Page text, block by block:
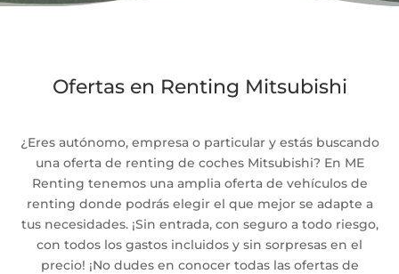
Ofertas en Renting Mitsubishi
¿Eres autónomo, empresa o particular y estás buscando
una oferta de renting de coches Mitsubishi? En ME
Renting tenemos una amplia oferta de vehículos de
renting donde podrás elegir el que mejor se adapte a
tus necesidades. ¡Sin entrada, con seguro a todo riesgo,
con todos los gastos incluidos y sin sorpresas en el
precio! ¡No dudes en conocer todas las ofertas de